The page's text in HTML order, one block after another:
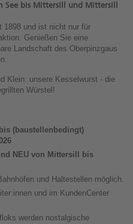
See bis Mittersill und Mittersill
1898 und ist nicht nur für
Genießen Sie eine
Landschaft des Oberpinzgaus
Klein: unsere Kesselwurst - die
Würstel!
(baustellenbedingt)
NEU von Mittersill bis
und Haltestellen möglich.
und im KundenCenter
werden nostalgische